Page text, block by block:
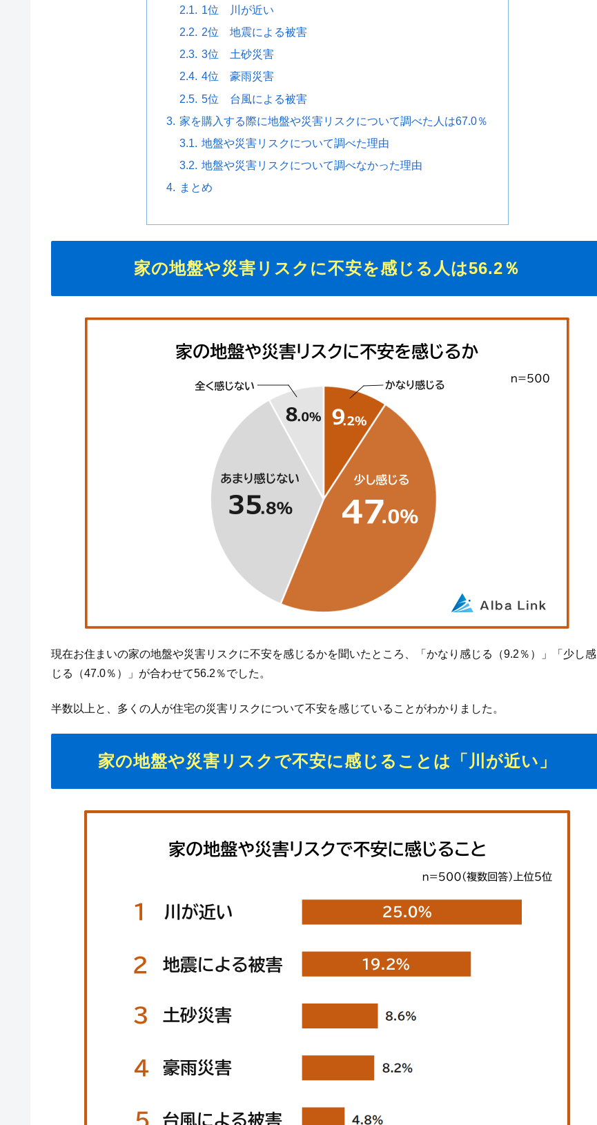
1位 川が近い
2位 地震による被害
3位 土砂災害
4位 豪雨災害
5位 台風による被害
家を購入する際に地盤や災害リスクについて調べた人は67.0％
地盤や災害リスクについて調べた理由
地盤や災害リスクについて調べなかった理由
まとめ
家の地盤や災害リスクに不安を感じる人は56.2％
現在お住まいの家の地盤や災害リスクに不安を感じるかを聞いたところ、「かなり感じる（9.2％）」「少し感
じる（47.0％）」が合わせて56.2％でした。
半数以上と、多くの人が住宅の災害リスクについて不安を感じていることがわかりました。
家の地盤や災害リスクで不安に感じることは「川が近い」